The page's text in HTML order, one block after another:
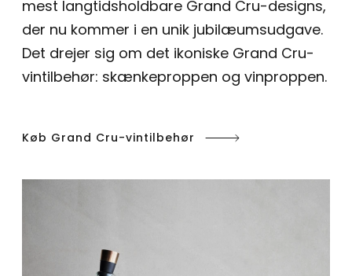
mest langtidsholdbare Grand Cru-designs,
der nu kommer i en unik jubilæumsudgave.
Det drejer sig om det ikoniske Grand Cru-
vintilbehør: skænkeproppen og vinproppen.
Køb Grand Cru-vintilbehør